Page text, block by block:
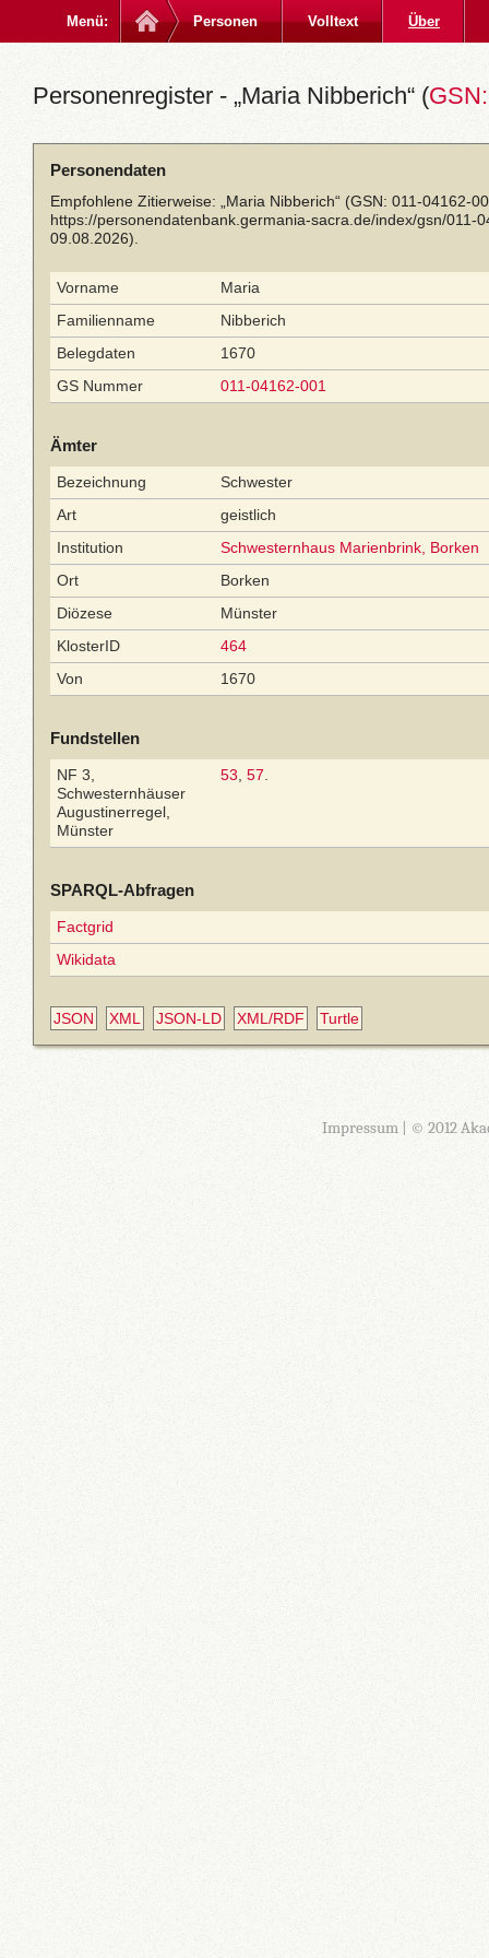
Menü: Personen Volltext Über
Personenregister - „Maria Nibberich“ (
Personendaten
Empfohlene Zitierweise: „Maria Nibberich“ (GSN: 011-04162-
https://personendatenbank.germania-sacra.de/index/gsn/011-
09.08.2026).
Vorname
Maria
Familienname
Nibberich
Belegdaten
1670
GS Nummer
011-04162-001
Ämter
Bezeichnung
Schwester
Art
geistlich
Institution
Schwesternhaus Marienbrink, Borken
Ort
Borken
Diözese
Münster
KlosterID
464
Von
1670
Fundstellen
NF 3,
Schwesternhäuser
Augustinerregel,
Münster
53 57
SPARQL-Abfragen
Factgrid
Wikidata
JSON XML JSON-LD XML/RDF Turtle
Impressum| © 2012